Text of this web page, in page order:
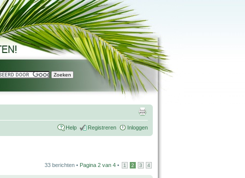
Help Registreren Inloggen
33 berichten • Pagina 2 van 4 • 1 2 3 4